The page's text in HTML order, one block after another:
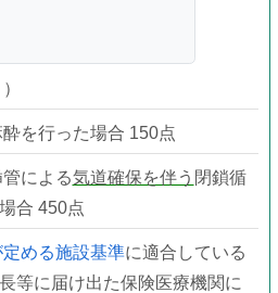
を行った場合 150点
による気道確保を伴う 閉鎖循
合 450点
める施設基準に適合している
等に届け出た保険医療機関に